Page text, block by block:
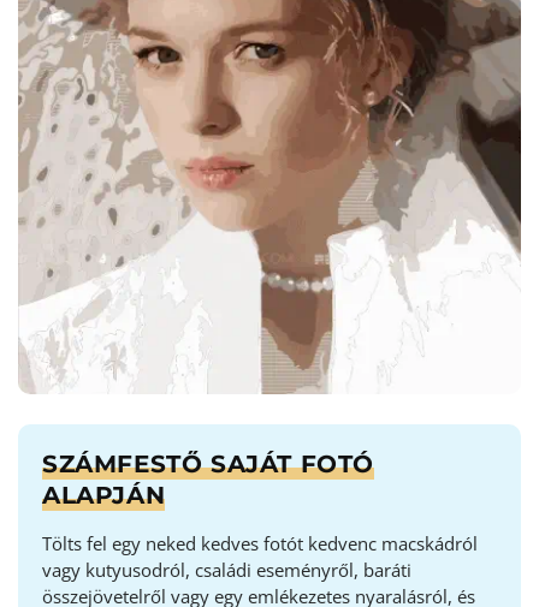
SZÁMFESTŐ SAJÁT FOTÓ
ALAPJÁN
Tölts fel egy neked kedves fotót kedvenc macskádról
vagy kutyusodról, családi eseményről, baráti
összejövetelről vagy egy emlékezetes nyaralásról, és